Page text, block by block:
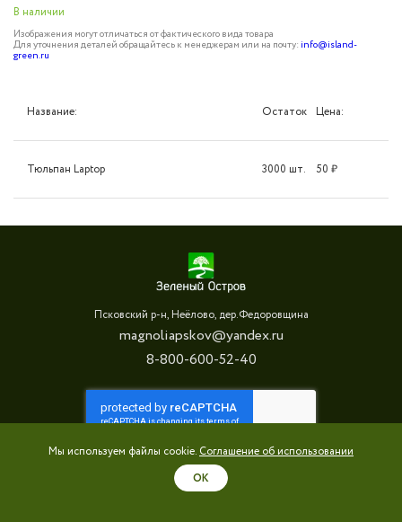
Мы используем файлы cookie. Соглашение об использовании
ОК
В наличии
Изображения могут отличаться от фактического вида товара
Для уточнения деталей обращайтесь к менеджерам или на почту: info@island-
green.ru
Название: Остаток Цена:
Тюльпан Laptop 3000 шт. 50 ₽
Псковский р-н, Неёлово, дер.Федоровщина
magnoliapskov@yandex.ru
8-800-600-52-40
Разработка сайта:Крупное Дело